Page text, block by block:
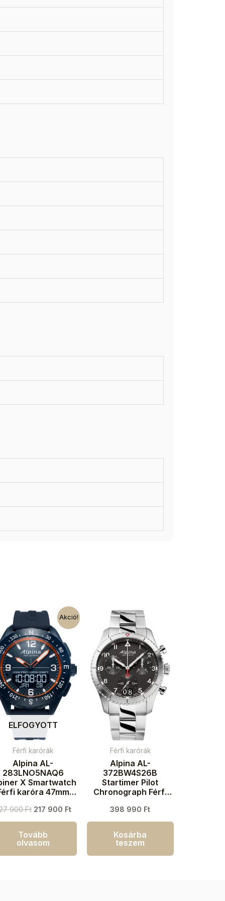
Akció!
ELFOGYOTT
Férfi karórák
Alpina AL-
283LNO5NAQ6
X Smartwatch
karóra 47mm
900Ft 217 900 Ft
Tovább
olvasom
Férfi karórák
Alpina AL-
372BW4S26B
Startimer Pilot
Chronograph Férfi
398 990 Ft
Kosárba
teszem